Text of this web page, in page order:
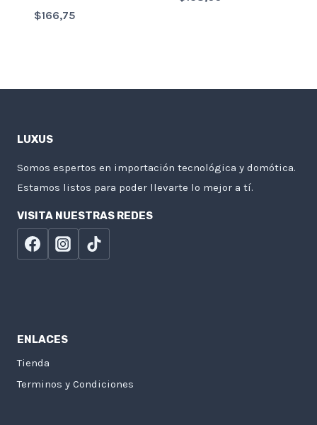
$166,75
LUXUS
Somos espertos en importación tecnológica y domótica.
Estamos listos para poder llevarte lo mejor a tí.
VISITA NUESTRAS REDES
ENLACES
Tienda
Terminos y Condiciones